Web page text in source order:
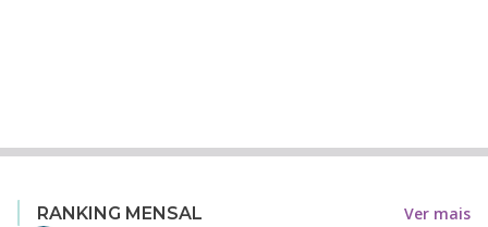
RANKING MENSAL Ver mais